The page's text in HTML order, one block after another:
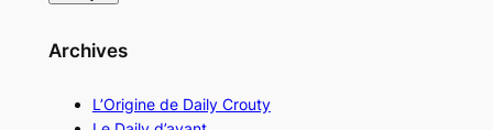
Archives
L’Origine de Daily Crouty